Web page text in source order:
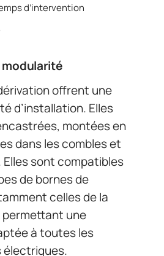
d’intervention
modularité
offrent une
d’installation. Elles
montées en
dans les combles et
sont compatibles
de bornes de
celles de la
permettant une
à toutes les